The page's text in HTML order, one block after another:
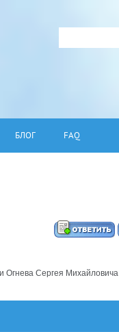
БЛОГ FAQ
Огнева Сергея Михайловича